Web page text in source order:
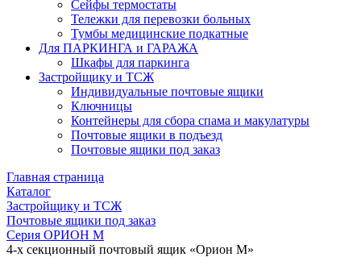
Сейфы термостаты
Тележки для перевозки больных
Тумбы медицинские подкатные
Для ПАРКИНГА и ГАРАЖА
Шкафы для паркинга
Застройщику и ТСЖ
Индивидуальные почтовые ящики
Ключницы
Контейнеры для сбора спама и макулатуры
Почтовые ящики в подъезд
Почтовые ящики под заказ
Главная страница
Каталог
Застройщику и ТСЖ
Почтовые ящики под заказ
Серия ОРИОН М
4-х секционный почтовый ящик «Орион М»